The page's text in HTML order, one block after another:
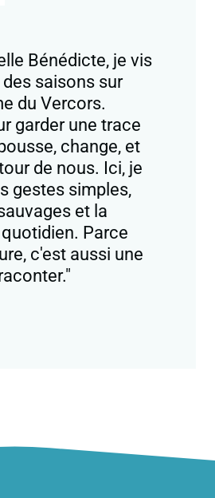
Bénédicte, je vis
saisons sur
du Vercors.
garder une trace
change, et
de nous. Ici, je
gestes simples,
et la
Parce
c'est aussi une